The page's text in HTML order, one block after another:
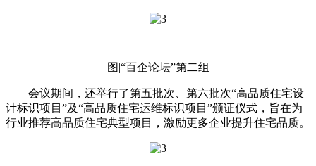
图|“百企论坛”第二组
会议期间，还举行了第五批次、第六批次“高品质住宅设
计标识项目”及“高品质住宅运维标识项目”颁证仪式，旨在为
行业推荐高品质住宅典型项目，激励更多企业提升住宅品质。